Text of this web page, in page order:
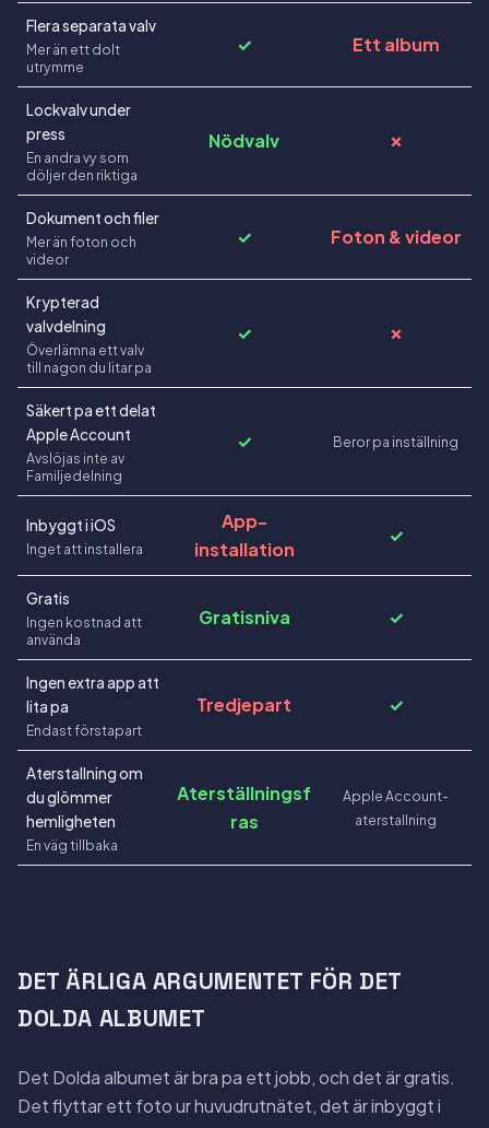
Flera separata valv
Mer än ett dolt
utrymme
✓ Ett album
Lockvalv under
press
En andra vy som
döljer den riktiga
Nödvalv ✗
Dokument och filer
Mer än foton och
videor
✓ Foton & videor
Krypterad
valvdelning
Överlämna ett valv
till nagon du litar pa
✓ ✗
Säkert pa ett delat
Apple Account
Avslöjas inte av
Familjedelning
✓ Beror pa inställning
Inbyggt i iOS
Inget att installera
App-
installation
✓
Gratis
Ingen kostnad att
använda
Gratisniva ✓
Ingen extra app att
lita pa
Endast förstapart
Tredjepart ✓
Aterstallning om
du glömmer
hemligheten
En väg tillbaka
Aterställningsf
ras
Apple Account-
aterstallning
DET ÄRLIGA ARGUMENTET FÖR DET
DOLDA ALBUMET
Det Dolda albumet är bra pa ett jobb, och det är gratis.
Det flyttar ett foto ur huvudrutnätet, det är inbyggt i